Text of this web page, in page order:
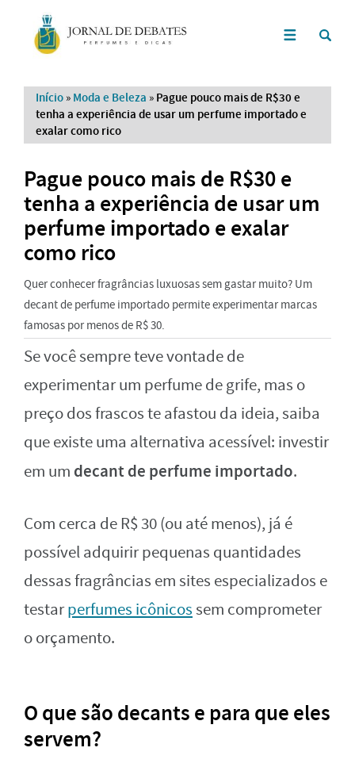
Início » Moda e Beleza » Pague pouco mais de R$30 e
tenha a experiência de usar um perfume importado e
exalar como rico
Pague pouco mais de R$30 e
tenha a experiência de usar um
perfume importado e exalar
como rico
Quer conhecer fragrâncias luxuosas sem gastar muito? Um
decant de perfume importado permite experimentar marcas
famosas por menos de R$ 30.
Se você sempre teve vontade de
experimentar um perfume de grife, mas o
preço dos frascos te afastou da ideia, saiba
que existe uma alternativa acessível: investir
em um decant de perfume importado.
Com cerca de R$ 30 (ou até menos), já é
possível adquirir pequenas quantidades
dessas fragrâncias em sites especializados e
testarperfumes icônicossem comprometer
o orçamento.
O que são decants e para que eles
servem?